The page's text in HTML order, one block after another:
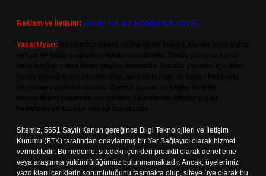
Reklam ve İletişim: Skype: live:.cid.575569c608265c69
Yasal Uyarı:
Sitemiz, 5651 Sayılı Kanun gereğince Bilgi Teknolojileri ve İletişim
Kurumu (BTK) tarafından onaylanmış bir Yer Sağlayıcı olarak hizmet
vermektedir. Bu nedenle, sitedeki içerikleri proaktif olarak denetleme
veya araştırma yükümlülüğümüz bulunmamaktadır. Ancak, üyelerimiz
yazdıkları içeriklerin sorumluluğunu taşımakta olup, siteye üye olarak bu